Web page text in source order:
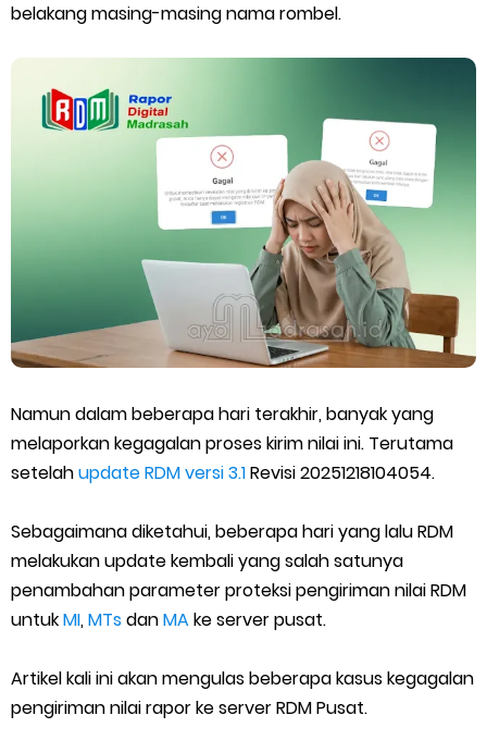
Cara Login EMIS GTK Baru untuk Operator dan PTK
SEB Upacara Bendera di Sekolah dan Madrasah
Cara Install Aplikasi Exam Browser Client TKA 2026
Juknis Pembayaran TPG Guru Madrasah 2026
Pelatihan MOOC Pintar Kemenag Periode Maret 2026
Edaran Penyaluran BOP RA & BOS Madrasah Tahap I Tahun
2026
Juknis Pembelajaran pada Bulan Ramadan 2026
Cara Aktivasi PTK di EMIS GTK
belakang masing-masing nama rombel.
Namun dalam beberapa hari terakhir, banyak yang
melaporkan kegagalan proses kirim nilai ini. Terutama
setelahupdate RDM versi 3.1Revisi 20251218104054.
Sebagaimana diketahui, beberapa hari yang lalu RDM
melakukan update kembali yang salah satunya
penambahan parameter proteksi pengiriman nilai RDM
untukMI,MTsdanMAke server pusat.
Artikel kali ini akan mengulas beberapa kasus kegagalan
pengiriman nilai rapor ke server RDM Pusat.